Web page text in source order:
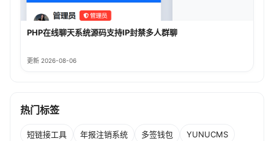
PHP在线聊天系统源码支持IP封禁多人群聊
更新 2026-08-06
热门标签
短链接工具 年报注销系统 多签钱包 YUNUCMS